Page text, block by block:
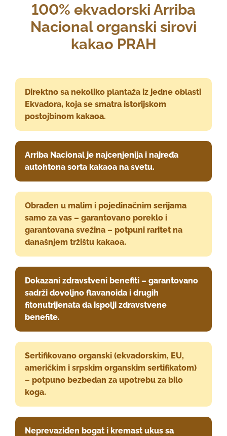
100% ekvadorski Arriba
Nacional organski sirovi
kakao PRAH
Direktno sa nekoliko plantaža iz jedne oblasti
Ekvadora, koja se smatra istorijskom
postojbinom kakaoa.
Arriba Nacional je najcenjenija i najređa
autohtona sorta kakaoa na svetu.
Obrađen u malim i pojedinačnim serijama
samo za vas – garantovano poreklo i
garantovana svežina – potpuni raritet na
današnjem tržištu kakaoa.
Dokazani zdravstveni benefiti – garantovano
sadrži dovoljno flavanoida i drugih
fitonutrijenata da ispolji zdravstvene
benefite.
Sertifikovano organski (ekvadorskim, EU,
američkim i srpskim organskim sertifikatom)
– potpuno bezbedan za upotrebu za bilo
koga.
Neprevaziđen bogat i kremast ukus sa